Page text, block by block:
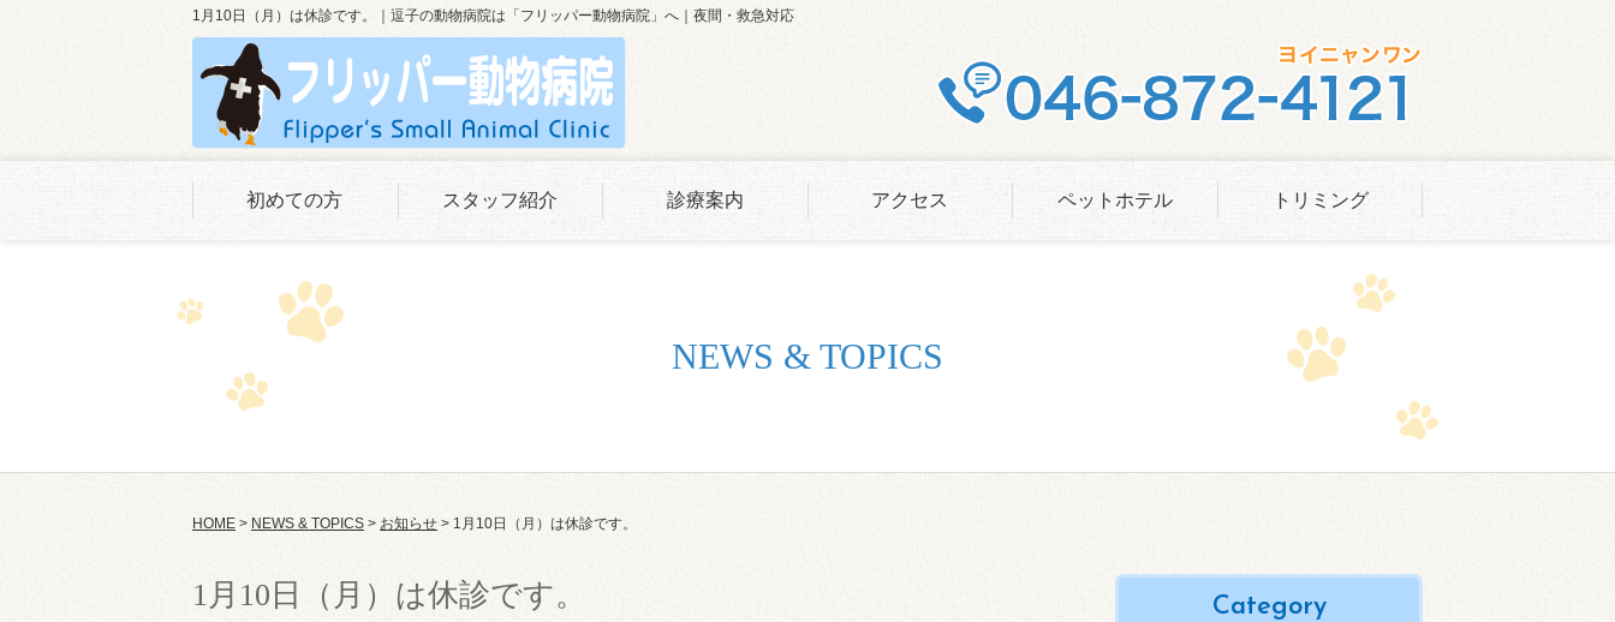
1月10日（月）は休診です。｜逗子の動物病院は「フリッパー動物病院」へ｜夜間・救急対応
初めての方 スタッフ紹介 診療案内 アクセス ペットホテル トリミング
NEWS & TOPICS
HOME > NEWS & TOPICS > お知らせ > 1月10日（月）は休診です。
1月10日（月）は休診です。 Category